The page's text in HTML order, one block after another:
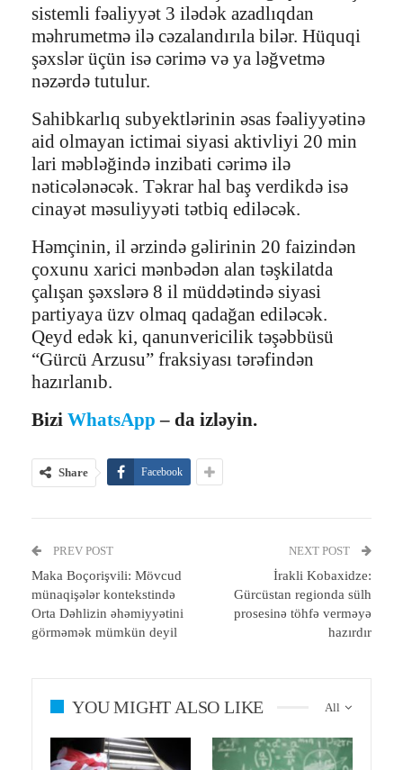
sistemli fəaliyyət 3 ilədək azadlıqdan
məhrumetmə ilə cəzalandırıla bilər. Hüquqi
şəxslər üçün isə cərimə və ya ləğvetmə
nəzərdə tutulur.
Sahibkarlıq subyektlərinin əsas fəaliyyətinə
aid olmayan ictimai siyasi aktivliyi 20 min
lari məbləğində inzibati cərimə ilə
nəticələnəcək. Təkrar hal baş verdikdə isə
cinayət məsuliyyəti tətbiq ediləcək.
Həmçinin, il ərzində gəlirinin 20 faizindən
çoxunu xarici mənbədən alan təşkilatda
çalışan şəxslərə 8 il müddətində siyasi
partiyaya üzv olmaq qadağan ediləcək.
Qeyd edək ki, qanunvericilik təşəbbüsü
“Gürcü Arzusu” fraksiyası tərəfindən
hazırlanıb.
Bizi WhatsApp – da izləyin.
Share Facebook
PREV POST
Maka Boçorişvili: Mövcud
münaqişələr kontekstində
Orta Dəhlizin əhəmiyyətini
görməmək mümkün deyil
NEXT POST
İrakli Kobaxidze:
Gürcüstan regionda sülh
prosesinə töhfə verməyə
hazırdır
All
YOU MIGHT ALSO LIKE